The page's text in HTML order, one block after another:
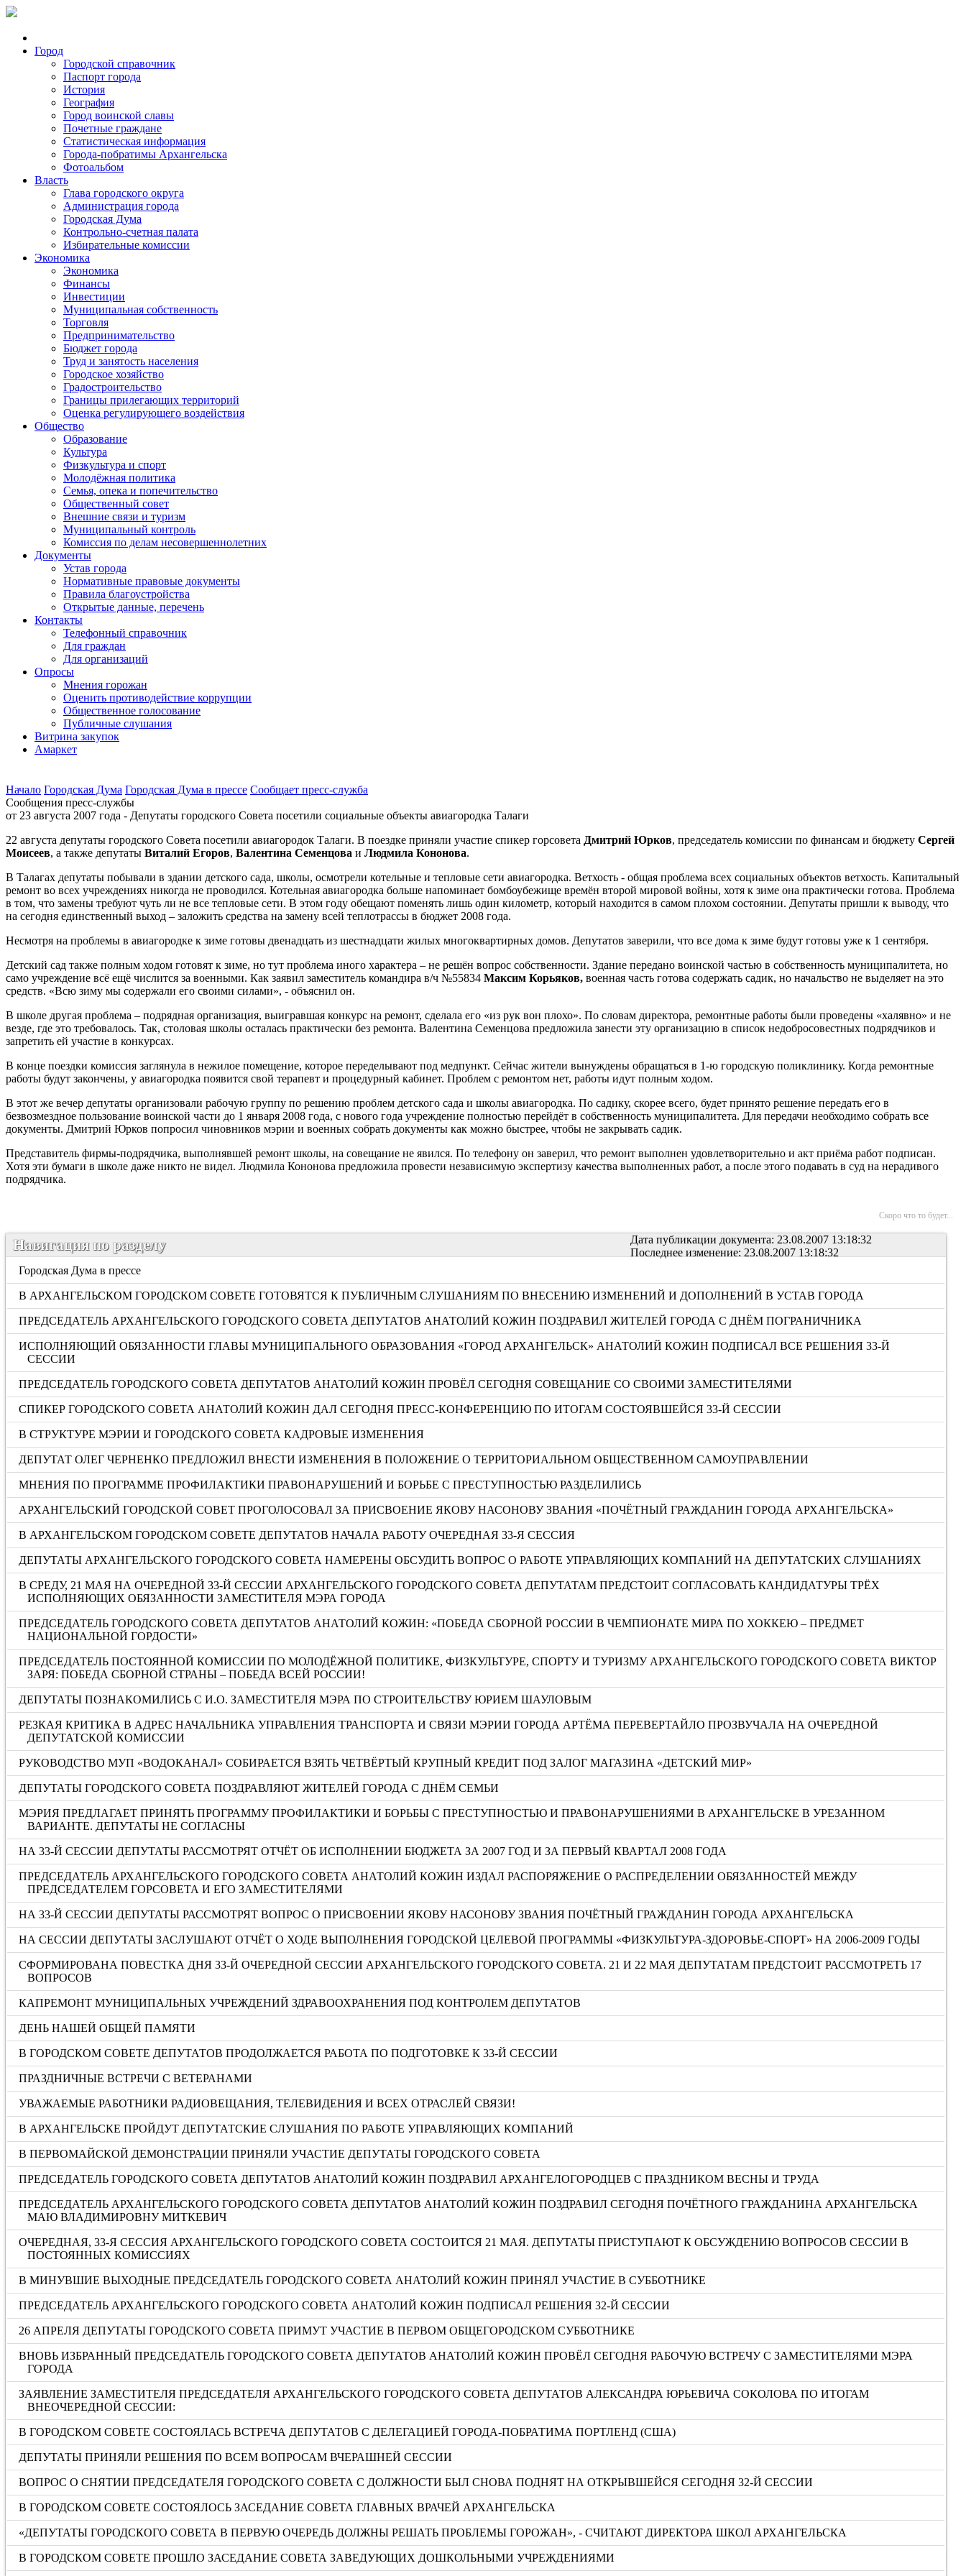
Город
Городской справочник
Паспорт города
История
География
Город воинской славы
Почетные граждане
Статистическая информация
Города-побратимы Архангельска
Фотоальбом
Власть
Глава городского округа
Администрация города
Городская Дума
Контрольно-счетная палата
Избирательные комиссии
Экономика
Экономика
Финансы
Инвестиции
Муниципальная собственность
Торговля
Предпринимательство
Бюджет города
Труд и занятость населения
Городское хозяйство
Градостроительство
Границы прилегающих территорий
Оценка регулирующего воздействия
Общество
Образование
Культура
Физкультура и спорт
Молодёжная политика
Семья, опека и попечительство
Общественный совет
Внешние связи и туризм
Муниципальный контроль
Комиссия по делам несовершеннолетних
Документы
Устав города
Нормативные правовые документы
Правила благоустройства
Открытые данные, перечень
Контакты
Телефонный справочник
Для граждан
Для организаций
Опросы
Мнения горожан
Оценить противодействие коррупции
Общественное голосование
Публичные слушания
Витрина закупок
Амаркет
Начало Городская Дума Городская Дума в прессе Сообщает пресс-cлужба
Сообщения пресс-службы
от 23 августа 2007 года - Депутаты городского Совета посетили социальные объекты авиагородка Талаги
22 августа депутаты городского Совета посетили авиагородок Талаги. В поездке приняли участие спикер горсовета Дмитрий Юрков, председатель комиссии по финансам и бюджету Сергей
Моисеев, а также депутаты Виталий Егоров, Валентина Семенцова и Людмила Кононова.
В Талагах депутаты побывали в здании детского сада, школы, осмотрели котельные и тепловые сети авиагородка. Ветхость - общая проблема всех социальных объектов ветхость. Капитальный
ремонт во всех учреждениях никогда не проводился. Котельная авиагородка больше напоминает бомбоубежище времён второй мировой войны, хотя к зиме она практически готова. Проблема
в том, что замены требуют чуть ли не все тепловые сети. В этом году обещают поменять лишь один километр, который находится в самом плохом состоянии. Депутаты пришли к выводу, что
на сегодня единственный выход – заложить средства на замену всей теплотрассы в бюджет 2008 года.
Несмотря на проблемы в авиагородке к зиме готовы двенадцать из шестнадцати жилых многоквартирных домов. Депутатов заверили, что все дома к зиме будут готовы уже к 1 сентября.
Детский сад также полным ходом готовят к зиме, но тут проблема иного характера – не решён вопрос собственности. Здание передано воинской частью в собственность муниципалитета, но
само учреждение всё ещё числится за военными. Как заявил заместитель командира в/ч №55834 Максим Корьяков, военная часть готова содержать садик, но начальство не выделяет на это
средств. «Всю зиму мы содержали его своими силами», - объяснил он.
В школе другая проблема – подрядная организация, выигравшая конкурс на ремонт, сделала его «из рук вон плохо». По словам директора, ремонтные работы были проведены «халявно» и не
везде, где это требовалось. Так, столовая школы осталась практически без ремонта. Валентина Семенцова предложила занести эту организацию в список недобросовестных подрядчиков и
запретить ей участие в конкурсах.
В конце поездки комиссия заглянула в нежилое помещение, которое переделывают под медпункт. Сейчас жители вынуждены обращаться в 1-ю городскую поликлинику. Когда ремонтные
работы будут закончены, у авиагородка появится свой терапевт и процедурный кабинет. Проблем с ремонтом нет, работы идут полным ходом.
В этот же вечер депутаты организовали рабочую группу по решению проблем детского сада и школы авиагородка. По садику, скорее всего, будет принято решение передать его в
безвозмездное пользование воинской части до 1 января 2008 года, с нового года учреждение полностью перейдёт в собственность муниципалитета. Для передачи необходимо собрать все
документы. Дмитрий Юрков попросил чиновников мэрии и военных собрать документы как можно быстрее, чтобы не закрывать садик.
Представитель фирмы-подрядчика, выполнявшей ремонт школы, на совещание не явился. По телефону он заверил, что ремонт выполнен удовлетворительно и акт приёма работ подписан.
Хотя эти бумаги в школе даже никто не видел. Людмила Кононова предложила провести независимую экспертизу качества выполненных работ, а после этого подавать в суд на нерадивого
подрядчика.
Скоро что то будет...
Дата публикации документа: 23.08.2007 13:18:32
Последнее изменение: 23.08.2007 13:18:32
Навигация по разделу
Городская Дума в прессе
В АРХАНГЕЛЬСКОМ ГОРОДСКОМ СОВЕТЕ ГОТОВЯТСЯ К ПУБЛИЧНЫМ СЛУШАНИЯМ ПО ВНЕСЕНИЮ ИЗМЕНЕНИЙ И ДОПОЛНЕНИЙ В УСТАВ ГОРОДА
ПРЕДСЕДАТЕЛЬ АРХАНГЕЛЬСКОГО ГОРОДСКОГО СОВЕТА ДЕПУТАТОВ АНАТОЛИЙ КОЖИН ПОЗДРАВИЛ ЖИТЕЛЕЙ ГОРОДА С ДНЁМ ПОГРАНИЧНИКА
ИСПОЛНЯЮЩИЙ ОБЯЗАННОСТИ ГЛАВЫ МУНИЦИПАЛЬНОГО ОБРАЗОВАНИЯ «ГОРОД АРХАНГЕЛЬСК» АНАТОЛИЙ КОЖИН ПОДПИСАЛ ВСЕ РЕШЕНИЯ 33-Й
СЕССИИ
ПРЕДСЕДАТЕЛЬ ГОРОДСКОГО СОВЕТА ДЕПУТАТОВ АНАТОЛИЙ КОЖИН ПРОВЁЛ СЕГОДНЯ СОВЕЩАНИЕ СО СВОИМИ ЗАМЕСТИТЕЛЯМИ
СПИКЕР ГОРОДСКОГО СОВЕТА АНАТОЛИЙ КОЖИН ДАЛ СЕГОДНЯ ПРЕСС-КОНФЕРЕНЦИЮ ПО ИТОГАМ СОСТОЯВШЕЙСЯ 33-Й СЕССИИ
В СТРУКТУРЕ МЭРИИ И ГОРОДСКОГО СОВЕТА КАДРОВЫЕ ИЗМЕНЕНИЯ
ДЕПУТАТ ОЛЕГ ЧЕРНЕНКО ПРЕДЛОЖИЛ ВНЕСТИ ИЗМЕНЕНИЯ В ПОЛОЖЕНИЕ О ТЕРРИТОРИАЛЬНОМ ОБЩЕСТВЕННОМ САМОУПРАВЛЕНИИ
МНЕНИЯ ПО ПРОГРАММЕ ПРОФИЛАКТИКИ ПРАВОНАРУШЕНИЙ И БОРЬБЕ С ПРЕСТУПНОСТЬЮ РАЗДЕЛИЛИСЬ
АРХАНГЕЛЬСКИЙ ГОРОДСКОЙ СОВЕТ ПРОГОЛОСОВАЛ ЗА ПРИСВОЕНИЕ ЯКОВУ НАСОНОВУ ЗВАНИЯ «ПОЧЁТНЫЙ ГРАЖДАНИН ГОРОДА АРХАНГЕЛЬСКА»
В АРХАНГЕЛЬСКОМ ГОРОДСКОМ СОВЕТЕ ДЕПУТАТОВ НАЧАЛА РАБОТУ ОЧЕРЕДНАЯ 33-Я СЕССИЯ
ДЕПУТАТЫ АРХАНГЕЛЬСКОГО ГОРОДСКОГО СОВЕТА НАМЕРЕНЫ ОБСУДИТЬ ВОПРОС О РАБОТЕ УПРАВЛЯЮЩИХ КОМПАНИЙ НА ДЕПУТАТСКИХ СЛУШАНИЯХ
В СРЕДУ, 21 МАЯ НА ОЧЕРЕДНОЙ 33-Й СЕССИИ АРХАНГЕЛЬСКОГО ГОРОДСКОГО СОВЕТА ДЕПУТАТАМ ПРЕДСТОИТ СОГЛАСОВАТЬ КАНДИДАТУРЫ ТРЁХ
ИСПОЛНЯЮЩИХ ОБЯЗАННОСТИ ЗАМЕСТИТЕЛЯ МЭРА ГОРОДА
ПРЕДСЕДАТЕЛЬ ГОРОДСКОГО СОВЕТА ДЕПУТАТОВ АНАТОЛИЙ КОЖИН: «ПОБЕДА СБОРНОЙ РОССИИ В ЧЕМПИОНАТЕ МИРА ПО ХОККЕЮ – ПРЕДМЕТ
НАЦИОНАЛЬНОЙ ГОРДОСТИ»
ПРЕДСЕДАТЕЛЬ ПОСТОЯННОЙ КОМИССИИ ПО МОЛОДЁЖНОЙ ПОЛИТИКЕ, ФИЗКУЛЬТУРЕ, СПОРТУ И ТУРИЗМУ АРХАНГЕЛЬСКОГО ГОРОДСКОГО СОВЕТА ВИКТОР
ЗАРЯ: ПОБЕДА СБОРНОЙ СТРАНЫ – ПОБЕДА ВСЕЙ РОССИИ!
ДЕПУТАТЫ ПОЗНАКОМИЛИСЬ С И.О. ЗАМЕСТИТЕЛЯ МЭРА ПО СТРОИТЕЛЬСТВУ ЮРИЕМ ШАУЛОВЫМ
РЕЗКАЯ КРИТИКА В АДРЕС НАЧАЛЬНИКА УПРАВЛЕНИЯ ТРАНСПОРТА И СВЯЗИ МЭРИИ ГОРОДА АРТЁМА ПЕРЕВЕРТАЙЛО ПРОЗВУЧАЛА НА ОЧЕРЕДНОЙ
ДЕПУТАТСКОЙ КОМИССИИ
РУКОВОДСТВО МУП «ВОДОКАНАЛ» СОБИРАЕТСЯ ВЗЯТЬ ЧЕТВЁРТЫЙ КРУПНЫЙ КРЕДИТ ПОД ЗАЛОГ МАГАЗИНА «ДЕТСКИЙ МИР»
ДЕПУТАТЫ ГОРОДСКОГО СОВЕТА ПОЗДРАВЛЯЮТ ЖИТЕЛЕЙ ГОРОДА С ДНЁМ СЕМЬИ
МЭРИЯ ПРЕДЛАГАЕТ ПРИНЯТЬ ПРОГРАММУ ПРОФИЛАКТИКИ И БОРЬБЫ С ПРЕСТУПНОСТЬЮ И ПРАВОНАРУШЕНИЯМИ В АРХАНГЕЛЬСКЕ В УРЕЗАННОМ
ВАРИАНТЕ. ДЕПУТАТЫ НЕ СОГЛАСНЫ
НА 33-Й СЕССИИ ДЕПУТАТЫ РАССМОТРЯТ ОТЧЁТ ОБ ИСПОЛНЕНИИ БЮДЖЕТА ЗА 2007 ГОД И ЗА ПЕРВЫЙ КВАРТАЛ 2008 ГОДА
ПРЕДСЕДАТЕЛЬ АРХАНГЕЛЬСКОГО ГОРОДСКОГО СОВЕТА АНАТОЛИЙ КОЖИН ИЗДАЛ РАСПОРЯЖЕНИЕ О РАСПРЕДЕЛЕНИИ ОБЯЗАННОСТЕЙ МЕЖДУ
ПРЕДСЕДАТЕЛЕМ ГОРСОВЕТА И ЕГО ЗАМЕСТИТЕЛЯМИ
НА 33-Й СЕССИИ ДЕПУТАТЫ РАССМОТРЯТ ВОПРОС О ПРИСВОЕНИИ ЯКОВУ НАСОНОВУ ЗВАНИЯ ПОЧЁТНЫЙ ГРАЖДАНИН ГОРОДА АРХАНГЕЛЬСКА
НА СЕССИИ ДЕПУТАТЫ ЗАСЛУШАЮТ ОТЧЁТ О ХОДЕ ВЫПОЛНЕНИЯ ГОРОДСКОЙ ЦЕЛЕВОЙ ПРОГРАММЫ «ФИЗКУЛЬТУРА-ЗДОРОВЬЕ-СПОРТ» НА 2006-2009 ГОДЫ
СФОРМИРОВАНА ПОВЕСТКА ДНЯ 33-Й ОЧЕРЕДНОЙ СЕССИИ АРХАНГЕЛЬСКОГО ГОРОДСКОГО СОВЕТА. 21 И 22 МАЯ ДЕПУТАТАМ ПРЕДСТОИТ РАССМОТРЕТЬ 17
ВОПРОСОВ
КАПРЕМОНТ МУНИЦИПАЛЬНЫХ УЧРЕЖДЕНИЙ ЗДРАВООХРАНЕНИЯ ПОД КОНТРОЛЕМ ДЕПУТАТОВ
ДЕНЬ НАШЕЙ ОБЩЕЙ ПАМЯТИ
В ГОРОДСКОМ СОВЕТЕ ДЕПУТАТОВ ПРОДОЛЖАЕТСЯ РАБОТА ПО ПОДГОТОВКЕ К 33-Й СЕССИИ
ПРАЗДНИЧНЫЕ ВСТРЕЧИ С ВЕТЕРАНАМИ
УВАЖАЕМЫЕ РАБОТНИКИ РАДИОВЕЩАНИЯ, ТЕЛЕВИДЕНИЯ И ВСЕХ ОТРАСЛЕЙ СВЯЗИ!
В АРХАНГЕЛЬСКЕ ПРОЙДУТ ДЕПУТАТСКИЕ СЛУШАНИЯ ПО РАБОТЕ УПРАВЛЯЮЩИХ КОМПАНИЙ
В ПЕРВОМАЙСКОЙ ДЕМОНСТРАЦИИ ПРИНЯЛИ УЧАСТИЕ ДЕПУТАТЫ ГОРОДСКОГО СОВЕТА
ПРЕДСЕДАТЕЛЬ ГОРОДСКОГО СОВЕТА ДЕПУТАТОВ АНАТОЛИЙ КОЖИН ПОЗДРАВИЛ АРХАНГЕЛОГОРОДЦЕВ С ПРАЗДНИКОМ ВЕСНЫ И ТРУДА
ПРЕДСЕДАТЕЛЬ АРХАНГЕЛЬСКОГО ГОРОДСКОГО СОВЕТА ДЕПУТАТОВ АНАТОЛИЙ КОЖИН ПОЗДРАВИЛ СЕГОДНЯ ПОЧЁТНОГО ГРАЖДАНИНА АРХАНГЕЛЬСКА
МАЮ ВЛАДИМИРОВНУ МИТКЕВИЧ
ОЧЕРЕДНАЯ, 33-Я СЕССИЯ АРХАНГЕЛЬСКОГО ГОРОДСКОГО СОВЕТА СОСТОИТСЯ 21 МАЯ. ДЕПУТАТЫ ПРИСТУПАЮТ К ОБСУЖДЕНИЮ ВОПРОСОВ СЕССИИ В
ПОСТОЯННЫХ КОМИССИЯХ
В МИНУВШИЕ ВЫХОДНЫЕ ПРЕДСЕДАТЕЛЬ ГОРОДСКОГО СОВЕТА АНАТОЛИЙ КОЖИН ПРИНЯЛ УЧАСТИЕ В СУББОТНИКЕ
ПРЕДСЕДАТЕЛЬ АРХАНГЕЛЬСКОГО ГОРОДСКОГО СОВЕТА АНАТОЛИЙ КОЖИН ПОДПИСАЛ РЕШЕНИЯ 32-Й СЕССИИ
26 АПРЕЛЯ ДЕПУТАТЫ ГОРОДСКОГО СОВЕТА ПРИМУТ УЧАСТИЕ В ПЕРВОМ ОБЩЕГОРОДСКОМ СУББОТНИКЕ
ВНОВЬ ИЗБРАННЫЙ ПРЕДСЕДАТЕЛЬ ГОРОДСКОГО СОВЕТА ДЕПУТАТОВ АНАТОЛИЙ КОЖИН ПРОВЁЛ СЕГОДНЯ РАБОЧУЮ ВСТРЕЧУ С ЗАМЕСТИТЕЛЯМИ МЭРА
ГОРОДА
ЗАЯВЛЕНИЕ ЗАМЕСТИТЕЛЯ ПРЕДСЕДАТЕЛЯ АРХАНГЕЛЬСКОГО ГОРОДСКОГО СОВЕТА ДЕПУТАТОВ АЛЕКСАНДРА ЮРЬЕВИЧА СОКОЛОВА ПО ИТОГАМ
ВНЕОЧЕРЕДНОЙ СЕССИИ:
В ГОРОДСКОМ СОВЕТЕ СОСТОЯЛАСЬ ВСТРЕЧА ДЕПУТАТОВ С ДЕЛЕГАЦИЕЙ ГОРОДА-ПОБРАТИМА ПОРТЛЕНД (США)
ДЕПУТАТЫ ПРИНЯЛИ РЕШЕНИЯ ПО ВСЕМ ВОПРОСАМ ВЧЕРАШНЕЙ СЕССИИ
ВОПРОС О СНЯТИИ ПРЕДСЕДАТЕЛЯ ГОРОДСКОГО СОВЕТА С ДОЛЖНОСТИ БЫЛ СНОВА ПОДНЯТ НА ОТКРЫВШЕЙСЯ СЕГОДНЯ 32-Й СЕССИИ
В ГОРОДСКОМ СОВЕТЕ СОСТОЯЛОСЬ ЗАСЕДАНИЕ СОВЕТА ГЛАВНЫХ ВРАЧЕЙ АРХАНГЕЛЬСКА
«ДЕПУТАТЫ ГОРОДСКОГО СОВЕТА В ПЕРВУЮ ОЧЕРЕДЬ ДОЛЖНЫ РЕШАТЬ ПРОБЛЕМЫ ГОРОЖАН», - СЧИТАЮТ ДИРЕКТОРА ШКОЛ АРХАНГЕЛЬСКА
В ГОРОДСКОМ СОВЕТЕ ПРОШЛО ЗАСЕДАНИЕ СОВЕТА ЗАВЕДУЮЩИХ ДОШКОЛЬНЫМИ УЧРЕЖДЕНИЯМИ